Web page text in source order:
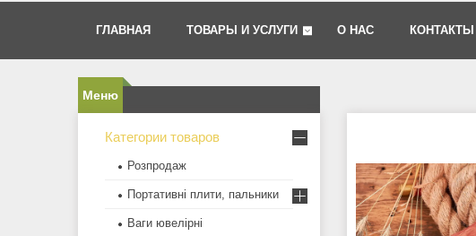
ГЛАВНАЯ ТОВАРЫ И УСЛУГИ О НАС КОНТАКТЫ
Категории товаров
Розпродаж
Портативні плити, пальники
Ваги ювелірні